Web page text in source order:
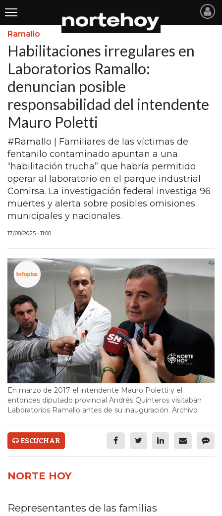
Últimas
Noticias
INICIO
NOTICIAS RECIENTES
SAN NICOLAS
RAMALLO
SAN PEDRO
PROVINCIA
PAIS
ECONOMÍA Y NEGOCIOS
TEMAS DESTACADOS
TECNOLOGÍA
SERVICIOS
PRONÓSTICO
HORÓSCOPO
QUÉ ES
CHANGUITO.COM.AR Y
CÓMO FUNCIONA: CREAR
TIENDAS ONLINE CON
PEDIDOS POR WHATSAPP
TIENDA ONLINE GRATIS
CHANGUITO.COM.AR VS
Ramallo
Habilitaciones irregulares en
Laboratorios Ramallo:
denuncian posible
responsabilidad del intendente
Mauro Poletti
#Ramallo | Familiares de las víctimas de
fentanilo contaminado apuntan a una
“habilitación trucha” que habría permitido
operar al laboratorio en el parque industrial
Comirsa. La investigación federal investiga 96
muertes y alerta sobre posibles omisiones
municipales y nacionales.
17/08/2025 • 11:00
En marzo de 2017 el intendente Mauro Poletti y el
entonces diputado provincial Andrés Quinteros visitaban
Laboratorios Ramallo antes de su inauguración. Archivo
ESCUCHAR
NORTE HOY
Representantes de las familias